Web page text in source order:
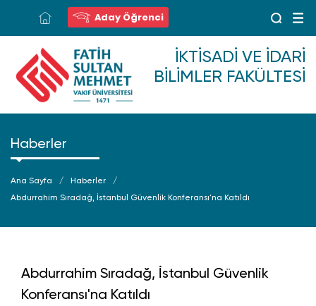
Aday Öğrenci
İKTISADI VE İDARI
BILIMLER FAKÜLTESI
Haberler
Ana Sayfa
Haberler
Abdurrahim Sıradağ, İstanbul Güvenlik Konferansı'na Katıldı
Abdurrahim Sıradağ, İstanbul Güvenlik
Konferansı'na Katıldı